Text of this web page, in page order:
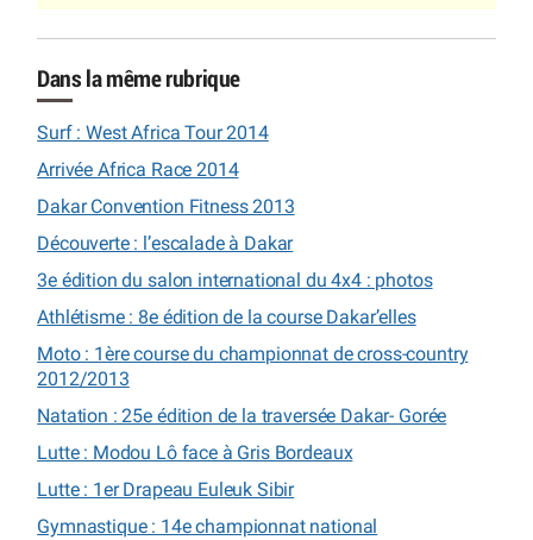
Dans la même rubrique
Surf : West Africa Tour 2014
Arrivée Africa Race 2014
Dakar Convention Fitness 2013
Découverte : l’escalade à Dakar
3e édition du salon international du 4x4 : photos
Athlétisme : 8e édition de la course Dakar’elles
Moto : 1ère course du championnat de cross-country
2012/2013
Natation : 25e édition de la traversée Dakar- Gorée
Lutte : Modou Lô face à Gris Bordeaux
Lutte : 1er Drapeau Euleuk Sibir
Gymnastique : 14e championnat national